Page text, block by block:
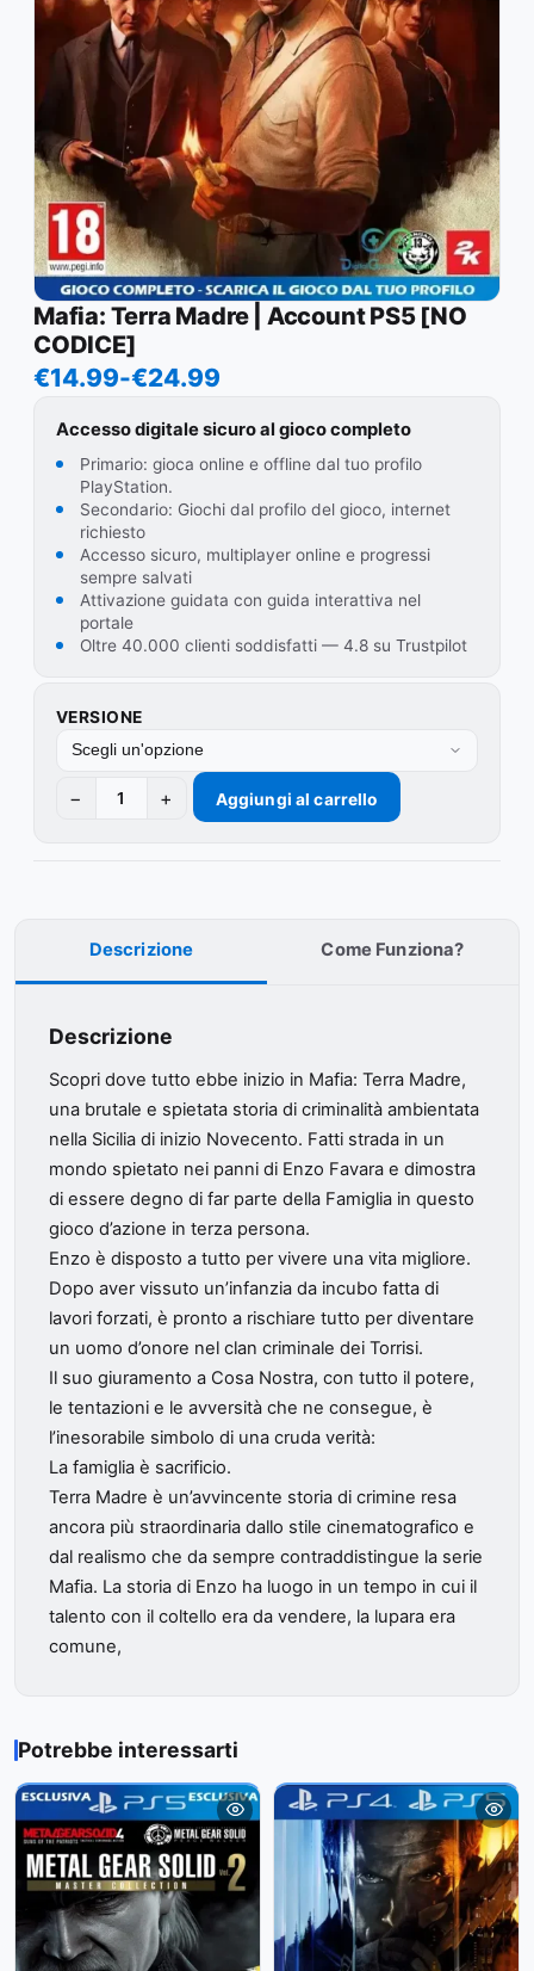
Mafia: Terra Madre | Account PS5 [NO
CODICE]
€14.99-€24.99
Fascia
prezzo:
€14.99
€24.99
Accesso digitale sicuro al gioco completo
Primario: gioca online e offline dal tuo profilo
PlayStation.
Secondario: Giochi dal profilo del gioco, internet
richiesto
Accesso sicuro, multiplayer online e progressi
sempre salvati
Attivazione guidata con guida interattiva nel
portale
Oltre 40.000 clienti soddisfatti — 4.8 su Trustpilot
VERSIONE
− + Aggiungi al carrello
Descrizione Come Funziona?
Descrizione
Scopri dove tutto ebbe inizio in Mafia: Terra Madre,
una brutale e spietata storia di criminalità ambientata
nella Sicilia di inizio Novecento. Fatti strada in un
mondo spietato nei panni di Enzo Favara e dimostra
di essere degno di far parte della Famiglia in questo
gioco d’azione in terza persona.
Enzo è disposto a tutto per vivere una vita migliore.
Dopo aver vissuto un’infanzia da incubo fatta di
lavori forzati, è pronto a rischiare tutto per diventare
un uomo d’onore nel clan criminale dei Torrisi.
Il suo giuramento a Cosa Nostra, con tutto il potere,
le tentazioni e le avversità che ne consegue, è
l’inesorabile simbolo di una cruda verità:
La famiglia è sacrificio.
Terra Madre è un’avvincente storia di crimine resa
ancora più straordinaria dallo stile cinematografico e
dal realismo che da sempre contraddistingue la serie
Mafia. La storia di Enzo ha luogo in un tempo in cui il
talento con il coltello era da vendere, la lupara era
comune,
Potrebbe interessarti